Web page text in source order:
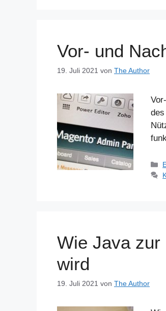
Vor- und
19. Juli 2021 von The Author
Wie Java zur
wird
19. Juli 2021 von The Author